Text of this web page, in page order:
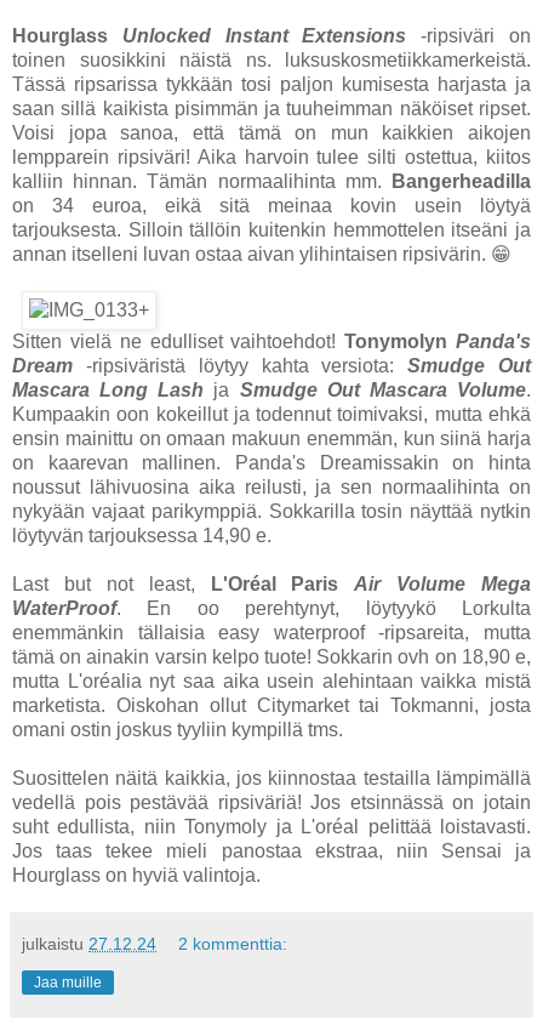
Hourglass Unlocked Instant Extensions -ripsiväri on
toinen suosikkini näistä ns. luksuskosmetiikkamerkeistä.
Tässä ripsarissa tykkään tosi paljon kumisesta harjasta ja
saan sillä kaikista pisimmän ja tuuheimman näköiset ripset.
Voisi jopa sanoa, että tämä on mun kaikkien aikojen
lempparein ripsiväri! Aika harvoin tulee silti ostettua, kiitos
kalliin hinnan. Tämän normaalihinta mm.
Bangerheadilla
on 34 euroa, eikä sitä meinaa kovin usein löytyä
tarjouksesta. Silloin tällöin kuitenkin hemmottelen itseäni ja
annan itselleni luvan ostaa aivan ylihintaisen ripsivärin. 😁
Sitten vielä ne edulliset vaihtoehdot!TonymolynPanda's
Dream
-ripsiväristä löytyy kahta versiota:Smudge Out
Mascara Long Lash ja Smudge Out Mascara Volume.
Kumpaakin oon kokeillut ja todennut toimivaksi, mutta ehkä
ensin mainittu on omaan makuun enemmän, kun siinä harja
on kaarevan mallinen. Panda's Dreamissakin on hinta
noussut lähivuosina aika reilusti, ja sen normaalihinta on
nykyään vajaat parikymppiä. Sokkarilla tosin näyttää nytkin
löytyvän tarjouksessa 14,90 e.
Last but not least, L'Oréal ParisAir Volume Mega
WaterProof. En oo perehtynyt, löytyykö Lorkulta
enemmänkin tällaisia easy waterproof -ripsareita, mutta
tämä on ainakin varsin kelpo tuote! Sokkarin ovh on 18,90 e,
mutta L'oréalia nyt saa aika usein alehintaan vaikka mistä
marketista. Oiskohan ollut Citymarket tai Tokmanni, josta
omani ostin joskus tyyliin kympillä tms.
Suosittelen näitä kaikkia, jos kiinnostaa testailla lämpimällä
vedellä pois pestävää ripsiväriä! Jos etsinnässä on jotain
suht edullista, niin Tonymoly ja L'oréal pelittää loistavasti.
Jos taas tekee mieli panostaa ekstraa, niin Sensai ja
Hourglass on hyviä valintoja.
julkaistu 27.12.24 2 kommenttia:
Jaa muille